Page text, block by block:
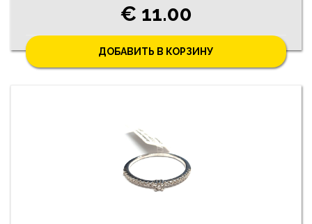
€ 11.00
ДОБАВИТЬ В КОРЗИНУ